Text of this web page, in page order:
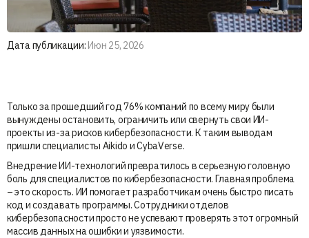
Дата публикации: Июн 25, 2026
Только за прошедший год 76% компаний по всему миру были
вынуждены остановить, ограничить или свернуть свои ИИ-
проекты из-за рисков кибербезопасности. К таким выводам
пришли специалисты Aikido и CybaVerse.
Внедрение ИИ-технологий превратилось в серьезную головную
боль для специалистов по кибербезопасности. Главная проблема
– это скорость. ИИ помогает разработчикам очень быстро писать
код и создавать программы. Сотрудники отделов
кибербезопасности просто не успевают проверять этот огромный
массив данных на ошибки и уязвимости.